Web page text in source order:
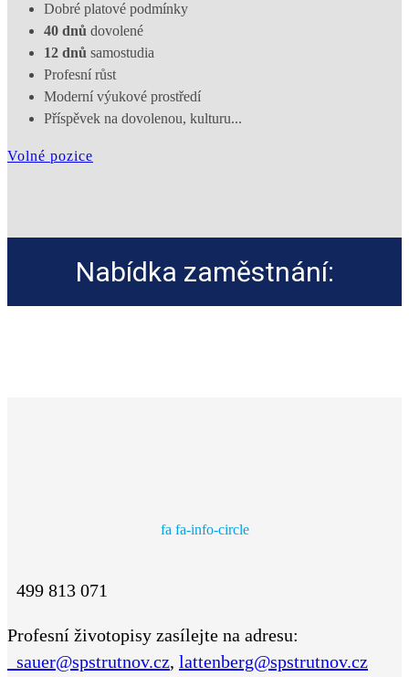
Dobré platové podmínky
40 dnů dovolené
12 dnů samostudia
Profesní růst
Moderní výukové prostředí
Příspěvek na dovolenou, kulturu...
Volné pozice
Nabídka zaměstnání:
fa fa-info-circle
499 813 071
Profesní životopisy zasílejte na adresu:
sauer@spstrutnov.cz, lattenberg@spstrutnov.cz